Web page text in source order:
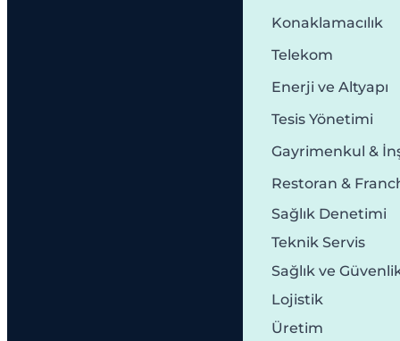
Konaklamacılık
Telekom
Enerji ve Altyapı
Tesis Yönetimi
Gayrimenkul &
Restoran &
Sağlık Denetimi
Teknik Servis
Sağlık ve
Lojistik
Üretim